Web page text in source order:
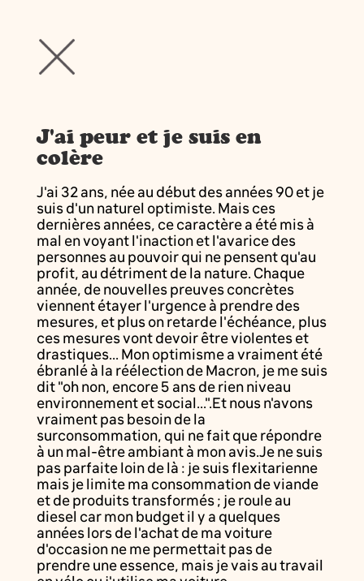
J'ai peur et je suis en
colère
J'ai 32 ans, née au début des années 90 et je
suis d'un naturel optimiste. Mais ces
dernières années, ce caractère a été mis à
mal en voyant l'inaction et l'avarice des
personnes au pouvoir qui ne pensent qu'au
profit, au détriment de la nature. Chaque
année, de nouvelles preuves concrètes
viennent étayer l'urgence à prendre des
mesures, et plus on retarde l'échéance, plus
ces mesures vont devoir être violentes et
drastiques... Mon optimisme a vraiment été
ébranlé à la réélection de Macron, je me suis
dit "oh non, encore 5 ans de rien niveau
environnement et social...".Et nous n'avons
vraiment pas besoin de la
surconsommation, qui ne fait que répondre
à un mal-être ambiant à mon avis.Je ne suis
pas parfaite loin de là : je suis flexitarienne
mais je limite ma consommation de viande
et de produits transformés ; je roule au
diesel car mon budget il y a quelques
années lors de l'achat de ma voiture
d'occasion ne me permettait pas de
prendre une essence, mais je vais au travail